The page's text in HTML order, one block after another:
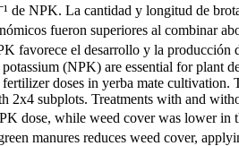
de NPK. La cantidad y longitud de
fueron superiores al combinar
favorece el desarrollo y la
(NPK) are essential for plant
doses in yerba mate cultivation.
subplots. Treatments with and
dose, while weed cover was lower in
manures reduces weed cover,